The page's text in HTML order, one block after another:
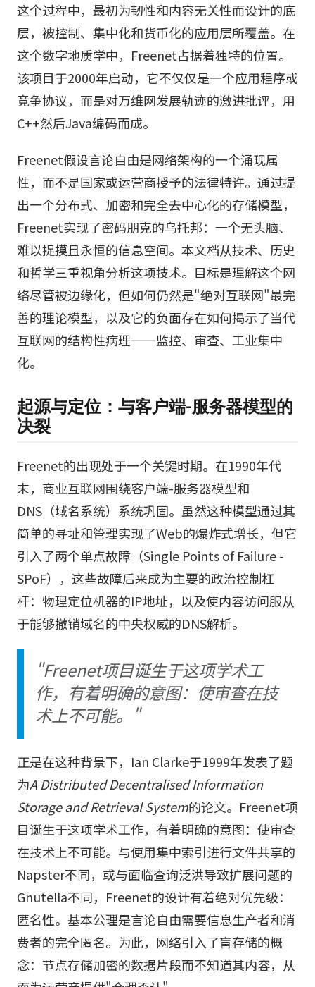
这个过程中，最初为韧性和内容无关性而设计的底
层，被控制、集中化和货币化的应用层所覆盖。在
这个数字地质学中，Freenet占据着独特的位置。
该项目于2000年启动，它不仅仅是一个应用程序或
竞争协议，而是对万维网发展轨迹的激进批评，用
C++然后Java编码而成。
Freenet假设言论自由是网络架构的一个涌现属
性，而不是国家或运营商授予的法律特许。通过提
出一个分布式、加密和完全去中心化的存储模型，
Freenet实现了密码朋克的乌托邦：一个无头脑、
难以捉摸且永恒的信息空间。本文档从技术、历史
和哲学三重视角分析这项技术。目标是理解这个网
络尽管被边缘化，但如何仍然是"绝对互联网"最完
善的理论模型，以及它的负面存在如何揭示了当代
互联网的结构性病理——监控、审查、工业集中
化。
起源与定位：与客户端-服务器模型的
决裂
Freenet的出现处于一个关键时期。在1990年代
末，商业互联网围绕客户端-服务器模型和
DNS（域名系统）系统巩固。虽然这种模型通过其
简单的寻址和管理实现了Web的爆炸式增长，但它
引入了两个单点故障（Single Points of Failure -
SPoF），这些故障后来成为主要的政治控制杠
杆：物理定位机器的IP地址，以及使内容访问服从
于能够撤销域名的中央权威的DNS解析。
"Freenet项目诞生于这项学术工
作，有着明确的意图：使审查在技
术上不可能。"
正是在这种背景下，Ian Clarke于1999年发表了题
为A Distributed Decentralised Information
Storage and Retrieval System的论文。Freenet项
目诞生于这项学术工作，有着明确的意图：使审查
在技术上不可能。与使用集中索引进行文件共享的
Napster不同，或与面临查询泛洪导致扩展问题的
Gnutella不同，Freenet的设计有着绝对优先级：
匿名性。基本公理是言论自由需要信息生产者和消
费者的完全匿名。为此，网络引入了盲存储的概
念：节点存储加密的数据片段而不知道其内容，从